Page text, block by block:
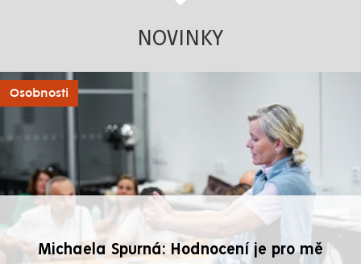
NOVINKY
Osobnosti
Michaela Spurná: Hodnocení je pro mě